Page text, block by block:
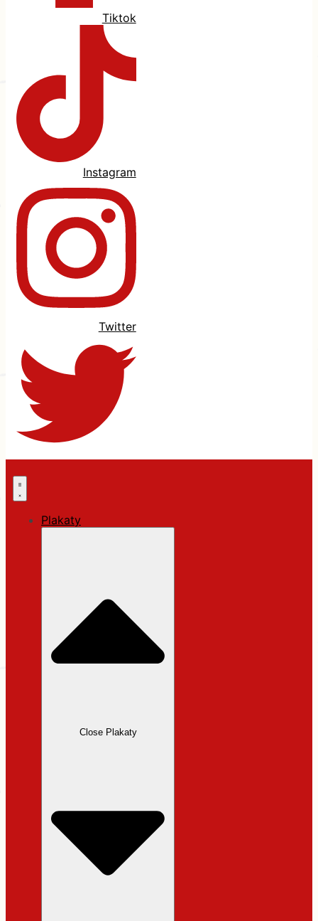
Tiktok
Instagram
Twitter
Plakaty
Close Plakaty